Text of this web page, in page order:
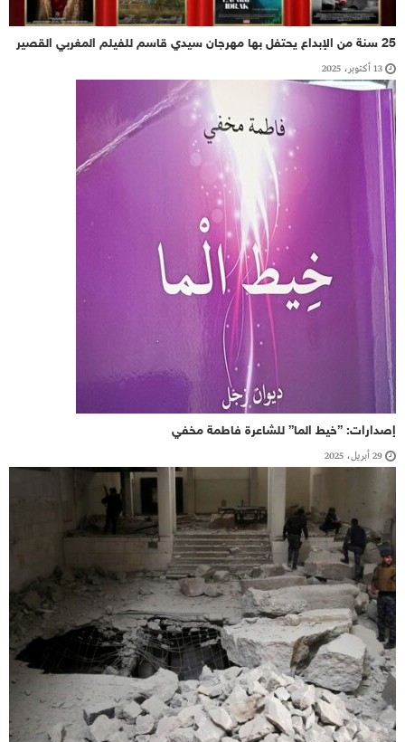
25 سنة من الإبداع يحتفل بها مهرجان سيدي قاسم للفيلم المغربي القصير
13 أكتوبر، 2025
إصدارات: ”خيط الما” للشاعرة فاطمة مخفي
29 أبريل، 2025